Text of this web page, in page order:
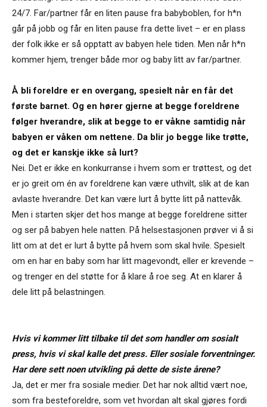
24/7. Far/partner får en liten pause fra babyboblen, for h*n
går på jobb og får en liten pause fra dette livet ­– er en plass
der folk ikke er så opptatt av babyen hele tiden. Men når h*n
kommer hjem, trenger både mor og baby litt av far/partner.
Å bli foreldre er en overgang, spesielt når en får det
første barnet. Og en hører gjerne at begge foreldrene
følger hverandre, slik at begge to er våkne samtidig når
babyen er våken om nettene. Da blir jo begge like trøtte,
og det er kanskje ikke så lurt?
Nei. Det er ikke en konkurranse i hvem som er trøttest, og det
er jo greit om én av foreldrene kan være uthvilt, slik at de kan
avlaste hverandre. Det kan være lurt å bytte litt på nattevåk.
Men i starten skjer det hos mange at begge foreldrene sitter
og ser på babyen hele natten. På helsestasjonen prøver vi å si
litt om at det er lurt å bytte på hvem som skal hvile. Spesielt
om en har en baby som har litt magevondt, eller er krevende –
og trenger en del støtte for å klare å roe seg. At en klarer å
dele litt på belastningen.
Hvis vi kommer litt tilbake til det som handler om sosialt
press, hvis vi skal kalle det press. Eller sosiale forventninger.
Har dere sett noen utvikling på dette de siste årene?
Ja, det er mer fra sosiale medier. Det har nok alltid vært noe,
som fra besteforeldre, som vet hvordan alt skal gjøres fordi